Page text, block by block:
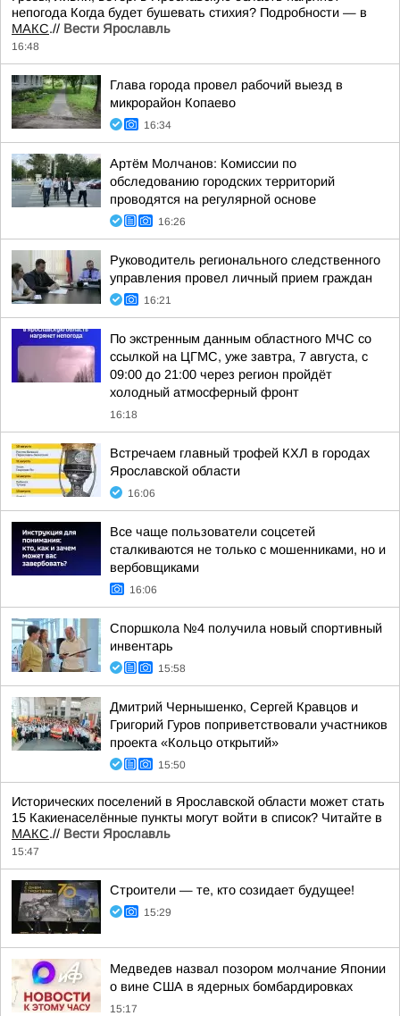
непогода Когда будет бушевать стихия? Подробности — в
МАКС.// Вести Ярославль
16:48
Глава города провел рабочий выезд в
микрорайон Копаево
16:34
Артём Молчанов: Комиссии по
обследованию городских территорий
проводятся на регулярной основе
16:26
Руководитель регионального следственного
управления провел личный прием граждан
16:21
По экстренным данным областного МЧС со
ссылкой на ЦГМС, уже завтра, 7 августа, с
09:00 до 21:00 через регион пройдёт
холодный атмосферный фронт
16:18
Встречаем главный трофей КХЛ в городах
Ярославской области
16:06
Все чаще пользователи соцсетей
сталкиваются не только с мошенниками, но и
вербовщиками
16:06
Споршкола №4 получила новый спортивный
инвентарь
15:58
Дмитрий Чернышенко, Сергей Кравцов и
Григорий Гуров поприветствовали участников
проекта «Кольцо открытий»
15:50
Исторических поселений в Ярославской области может стать
15 Какиенаселённые пункты могут войти в список? Читайте в
МАКС.// Вести Ярославль
15:47
Строители — те, кто созидает будущее!
15:29
Медведев назвал позором молчание Японии
о вине США в ядерных бомбардировках
15:17